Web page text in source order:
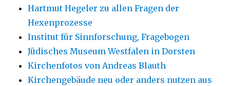
Hartmut Hegeler zu allen Fragen der
Hexenprozesse
Institut für Sinnforschung, Fragebogen
Jüdisches Museum Westfalen in Dorsten
Kirchenfotos von Andreas Blauth
Kirchengebäude neu oder anders nutzen aus